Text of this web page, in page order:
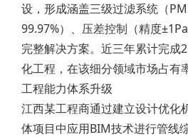
设，形成涵盖三级过滤系统（
99.97%）、压差控制（精度
完整解决方案。近三年累计完成
化工程，在该细分领域市场占有
工程能力体系升级
江西某工程商通过建立设计优化
体项目中应用BIM技术进行管线